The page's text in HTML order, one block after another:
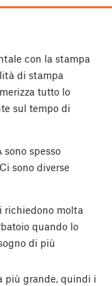
con la stampa
di stampa
tutto lo
sul tempo di
sono spesso
sono diverse
richiedono molta
quando lo
di più
più grande, quindi i